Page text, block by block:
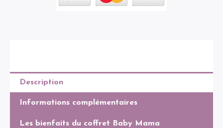
Description
Informations complémentaires
Les bienfaits du coffret Baby Mama